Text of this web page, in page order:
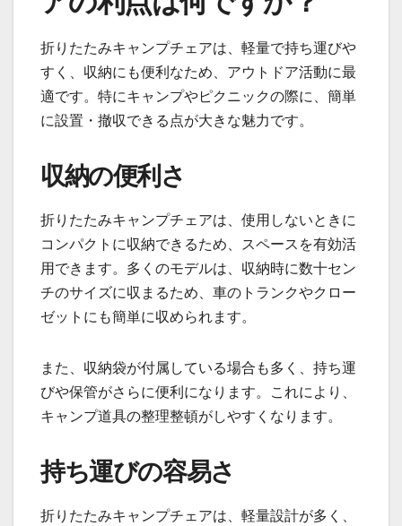
折りたたみキャンプチェアは、軽量で持ち運びや
すく、収納にも便利なため、アウトドア活動に最
適です。特にキャンプやピクニックの際に、簡単
に設置・撤収できる点が大きな魅力です。
収納の便利さ
折りたたみキャンプチェアは、使用しないときに
コンパクトに収納できるため、スペースを有効活
用できます。多くのモデルは、収納時に数十セン
チのサイズに収まるため、車のトランクやクロー
ゼットにも簡単に収められます。
また、収納袋が付属している場合も多く、持ち運
びや保管がさらに便利になります。これにより、
キャンプ道具の整理整頓がしやすくなります。
持ち運びの容易さ
折りたたみキャンプチェアは、軽量設計が多く、